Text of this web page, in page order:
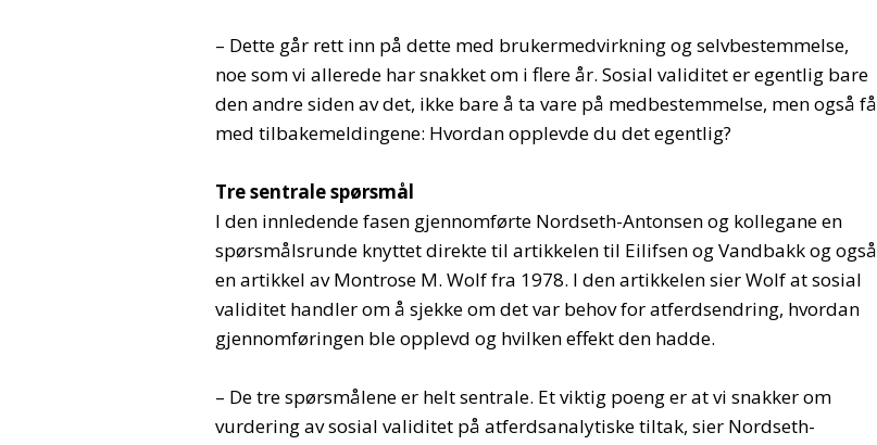
– Dette går rett inn på dette med brukermedvirkning og selvbestemmelse,
noe som vi allerede har snakket om i flere år. Sosial validitet er egentlig bare
den andre siden av det, ikke bare å ta vare på medbestemmelse, men også få
med tilbakemeldingene: Hvordan opplevde du det egentlig?
Tre sentrale spørsmål
I den innledende fasen gjennomførte Nordseth-Antonsen og kollegane en
spørsmålsrunde knyttet direkte til artikkelen til Eilifsen og Vandbakk og også
en artikkel av Montrose M. Wolf fra 1978. I den artikkelen sier Wolf at sosial
validitet handler om å sjekke om det var behov for atferdsendring, hvordan
gjennomføringen ble opplevd og hvilken effekt den hadde.
– De tre spørsmålene er helt sentrale. Et viktig poeng er at vi snakker om
vurdering av sosial validitet på atferdsanalytiske tiltak, sier Nordseth-